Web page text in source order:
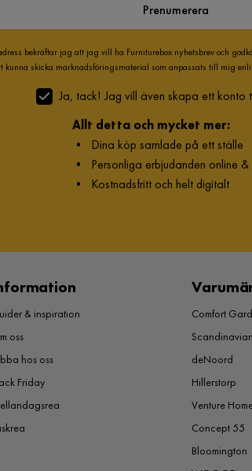
Prenumerera
bekräftar jag att jag vill ha Furniturebox nyhetsbrev och
kunna skicka marknadsföringsmaterial som anpassats till mig
Ja, tack! Jag vill även skapa ett konto
Allt detta och mycket mer:
• Dina köp samlade på ett ställe
• Personliga erbjudanden online &
• Kostnadsfritt och helt digitalt
& inspiration
oss
hos oss
Friday
Comfort
deNoord
Hillerstorp
Venture
Concept 55
Bloomington